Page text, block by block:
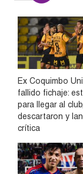
Ex Coquimbo
fallido fichaje:
para llegar al
descartaron y
crítica